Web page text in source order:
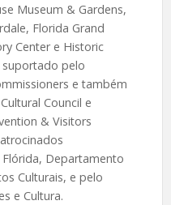
Museum & Gardens,
Florida Grand
Center e Historic
suportado pelo
e também
Council e
& Visitors
Departamento
Culturais, e pelo
e Cultura.